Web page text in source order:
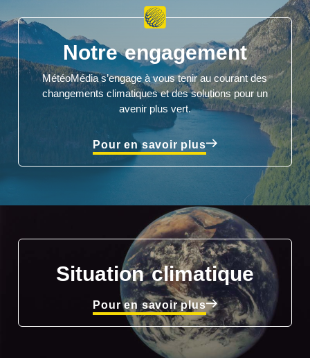
Notre engagement
MétéoMédia s’engage à vous tenir au courant des
changements climatiques et des solutions pour un
avenir plus vert.
Pour en savoir plus
Situation climatique
Pour en savoir plus